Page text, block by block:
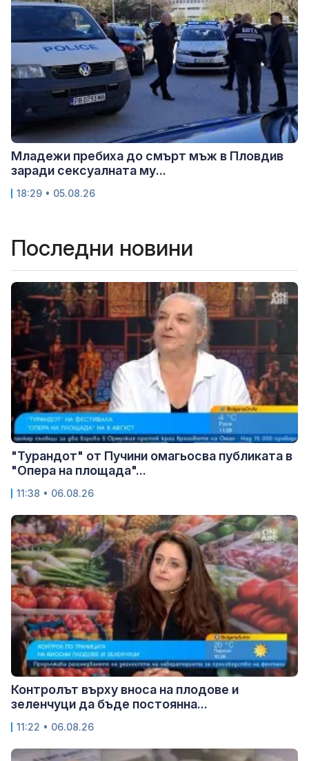
Младежи пребиха до смърт мъж в Пловдив
заради сексуалната му...
18:29 • 05.08.26
Последни новини
"Турандот" от Пучини омагьосва публиката в
"Опера на площада"...
11:38 • 06.08.26
Контролът върху вноса на плодове и
зеленчуци да бъде постоянна...
11:22 • 06.08.26